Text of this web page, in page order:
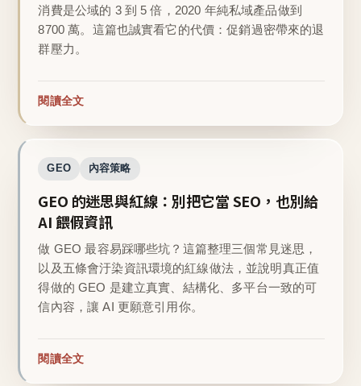
消費是公域的 3 到 5 倍，2020 年純私域產品做到
8700 萬。這篇也誠實看它的代價：促銷過密帶來的退
群壓力。
閱讀全文
GEO 內容策略
GEO 的迷思與紅線：別把它當 SEO，也別給
AI 餵假資訊
做 GEO 最容易踩哪些坑？這篇整理三個常見迷思，
以及五條會汙染資訊環境的紅線做法，並說明真正值
得做的 GEO 是建立真實、結構化、多平台一致的可
信內容，讓 AI 更願意引用你。
閱讀全文